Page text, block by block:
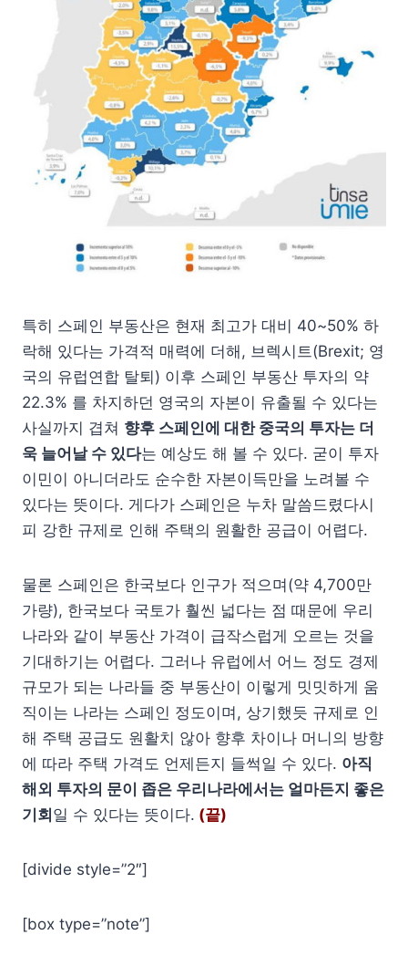
특히 스페인 부동산은 현재 최고가 대비 40~50% 하
락해 있다는 가격적 매력에 더해, 브렉시트(Brexit; 영
국의 유럽연합 탈퇴) 이후 스페인 부동산 투자의 약
22.3% 를 차지하던 영국의 자본이 유출될 수 있다는
사실까지 겹쳐 향후 스페인에 대한 중국의 투자는 더
욱 늘어날 수 있다는 예상도 해 볼 수 있다. 굳이 투자
이민이 아니더라도 순수한 자본이득만을 노려볼 수
있다는 뜻이다. 게다가 스페인은 누차 말씀드렸다시
피 강한 규제로 인해 주택의 원활한 공급이 어렵다.
물론 스페인은 한국보다 인구가 적으며(약 4,700만
가량), 한국보다 국토가 훨씬 넓다는 점 때문에 우리
나라와 같이 부동산 가격이 급작스럽게 오르는 것을
기대하기는 어렵다. 그러나 유럽에서 어느 정도 경제
규모가 되는 나라들 중 부동산이 이렇게 밋밋하게 움
직이는 나라는 스페인 정도이며, 상기했듯 규제로 인
해 주택 공급도 원활치 않아 향후 차이나 머니의 방향
에 따라 주택 가격도 언제든지 들썩일 수 있다. 아직
해외 투자의 문이 좁은 우리나라에서는 얼마든지 좋은
기회일 수 있다는 뜻이다. (끝)
[divide style=”2″]
[box type=”note”]